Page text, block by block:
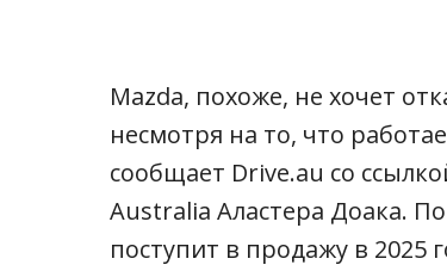
Mazda, похоже, не хочет
несмотря на то, что
сообщает Drive.au со
Australia Аластера Доака.
поступит в продажу в 2025